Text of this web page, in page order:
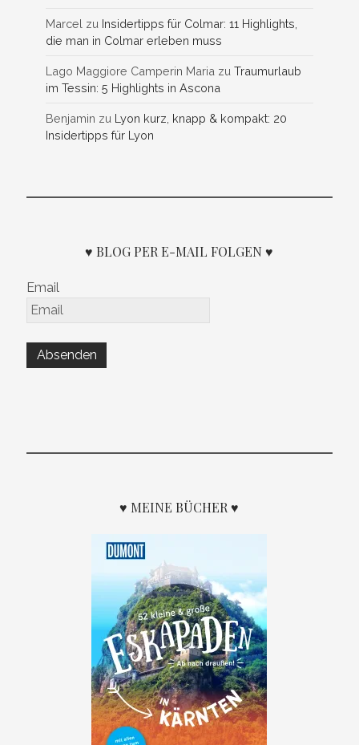
Marcel zu Insidertipps für Colmar: 11 Highlights,
die man in Colmar erleben muss
Lago Maggiore Camperin Maria zuTraumurlaub
im Tessin: 5 Highlights in Ascona
Benjamin zu Lyon kurz, knapp & kompakt: 20
Insidertipps für Lyon
♥ BLOG PER E-MAIL FOLGEN ♥
Email
♥ MEINE BÜCHER ♥